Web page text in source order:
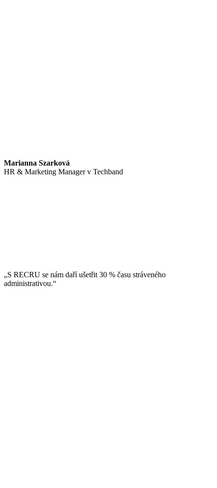
Marianna Szarková
HR & Marketing Manager v Techband
„S RECRU se nám daří ušetřit 30 % času stráveného
administrativou.“